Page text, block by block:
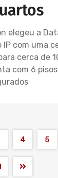
elegeu a
IP com uma
cerca de
com 6
4 5